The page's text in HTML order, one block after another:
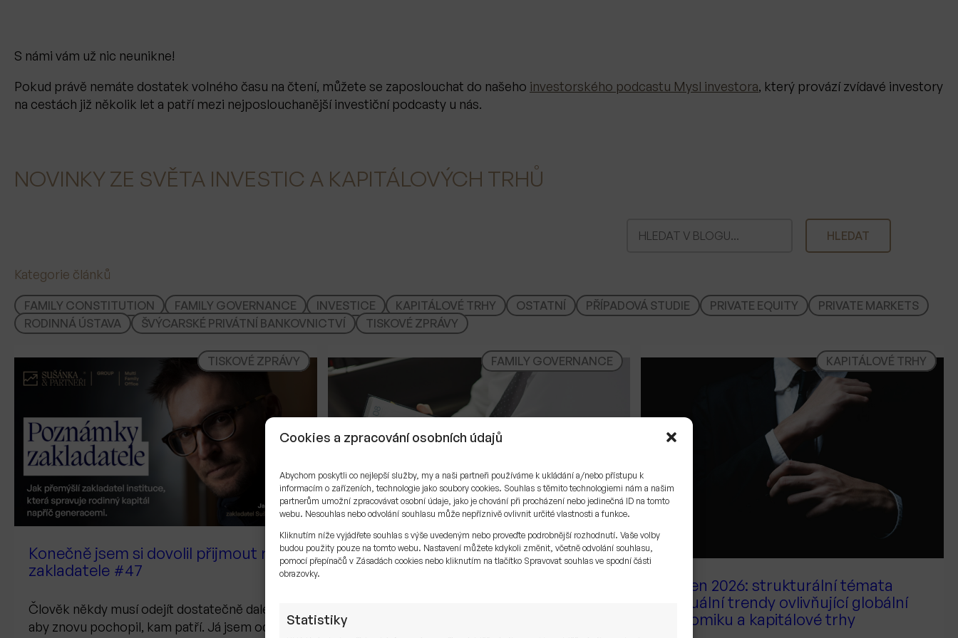
Cookies a zpracování osobních údajů
Abychom poskytli co nejlepší služby, my a naši partneři používáme k ukládání a/nebo přístupu k
informacím o zařízeních, technologie jako soubory cookies. Souhlas s těmito technologiemi nám a našim
partnerům umožní zpracovávat osobní údaje, jako je chování při procházení nebo jedinečná ID na tomto
webu. Nesouhlas nebo odvolání souhlasu může nepříznivě ovlivnit určité vlastnosti a funkce.
Kliknutím níže vyjádřete souhlas s výše uvedeným nebo proveďte podrobnější rozhodnutí. Vaše volby
budou použity pouze na tomto webu. Nastavení můžete kdykoli změnit, včetně odvolání souhlasu,
pomocí přepínačů v Zásadách cookies nebo kliknutím na tlačítko Spravovat souhlas ve spodní části
obrazovky.
Statistiky
S námi vám už nic neunikne!
Pokud právě nemáte dostatek volného času na čtení, můžete se zaposlouchat do našeho investorského podcastu Mysl investora, který provází zvídavé investory
na cestách již několik let a patří mezi nejposlouchanější investiční podcasty u nás.
NOVINKY ZE SVĚTA INVESTIC A KAPITÁLOVÝCH TRHŮ
a
t
HLEDAT
Kategorie článků
FAMILY CONSTITUTION FAMILY GOVERNANCE INVESTICE KAPITÁLOVÉ TRHY OSTATNÍ PŘÍPADOVÁ STUDIE PRIVATE EQUITY
PRIVATE MARKETS
RODINNÁ ÚSTAVA
ŠVÝCARSKÉ PRIVÁTNÍ BANKOVNICTVÍ TISKOVÉ ZPRÁVY
TISKOVÉ ZPRÁVY
Konečně jsem si dovolil přijmout roli
zakladatele #47
Člověk někdy musí odejít dostatečně daleko,
aby znovu pochopil, kam patří. Já jsem od
FAMILY GOVERNANCE
Představte si rodinu, která má čerstvě
KAPITÁLOVÉ TRHY
Červen 2026: strukturální témata
a aktuální trendy ovlivňující globální
ekonomiku a kapitálové trhy